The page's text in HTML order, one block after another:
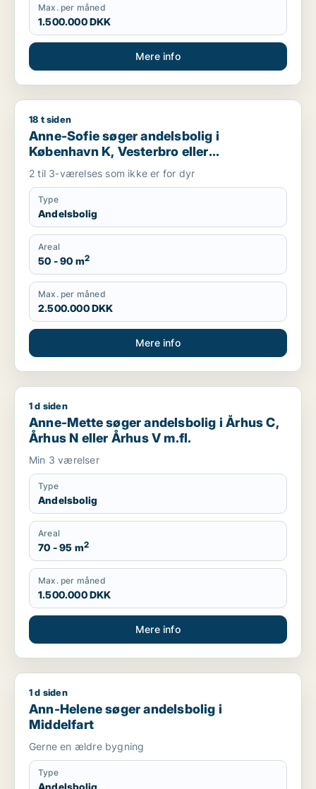
Max. per måned
1.500.000 DKK
Mere info
Anne-Sofie søger andelsbolig i København K, Vesterbro
18 t siden
Anne-Sofie søger andelsbolig i
København K, Vesterbro eller
Frederiksberg m.fl.
2 til 3-værelses som ikke er for dyr
Type
Andelsbolig
Areal
50 - 90 m2
Max. per måned
2.500.000 DKK
Mere info
Anne-Mette søger andelsbolig i Århus C, Århus N eller Århus
1 d siden
Anne-Mette søger andelsbolig i Århus C,
Århus N eller Århus V m.fl.
Min 3 værelser
Type
Andelsbolig
Areal
70 - 95 m2
Max. per måned
1.500.000 DKK
Mere info
Ann-Helene søger andelsbolig i Middelfart
1 d siden
Ann-Helene søger andelsbolig i
Middelfart
Gerne en ældre bygning
Type
Andelsbolig